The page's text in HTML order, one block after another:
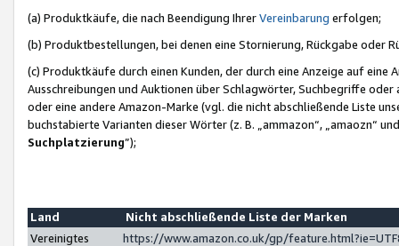
(a) Produktkäufe, die nach Beendigung IhrerVereinbarung erfolgen;
(b) Produktbestellungen, bei denen eine Stornierung, Rückgabe oder
(c) Produktkäufe durch einen Kunden, der durch eine Anzeige auf
Ausschreibungen und Auktionen über Schlagwörter, Suchbegriffe
oder eine andere Amazon-Marke (vgl. die nicht abschließende Liste
buchstabierte Varianten dieser Wörter (z. B. „ammazon“, „amaozn“
Suchplatzierung”);
Land
Nicht abschließende Liste der Marken
Vereinigtes
https://www.amazon.co.uk/gp/